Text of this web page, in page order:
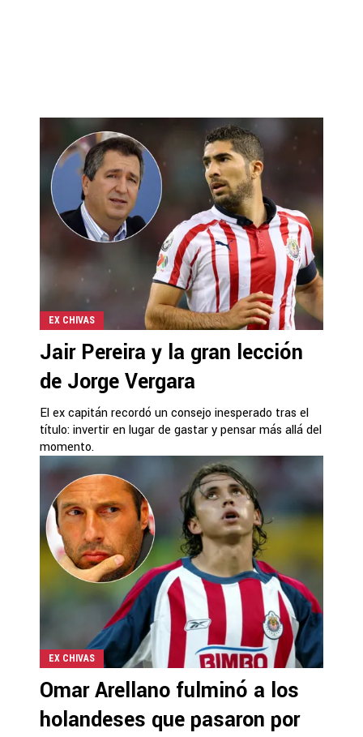
EX CHIVAS
Jair Pereira y la gran lección
de Jorge Vergara
El ex capitán recordó un consejo inesperado tras el
título: invertir en lugar de gastar y pensar más allá del
momento.
EX CHIVAS
Omar Arellano fulminó a los
holandeses que pasaron por